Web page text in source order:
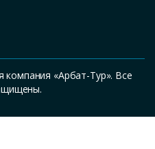
компания «Арбат-Тур». Все